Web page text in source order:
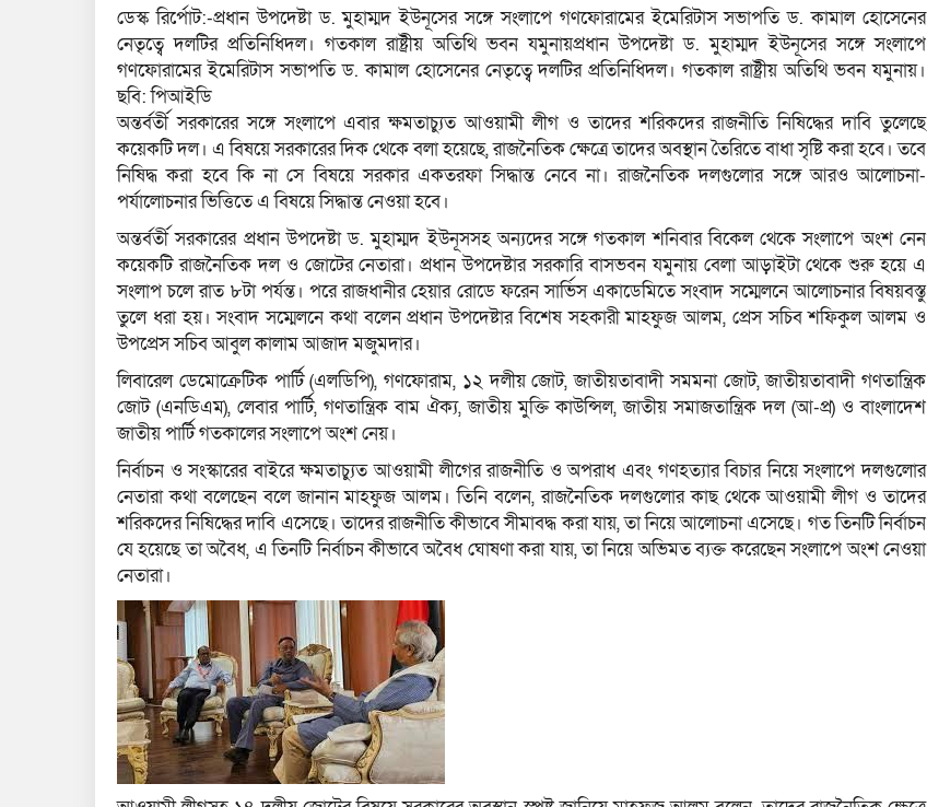
ডেস্ক রির্পোট:-প্রধান উপদেষ্টা ড. মুহাম্মদ ইউনূসের সঙ্গে সংলাপে গণফোরামের ইমেরিটাস সভাপতি ড. কামাল হোসেনের
নেতৃত্বে দলটির প্রতিনিধিদল। গতকাল রাষ্ট্রীয় অতিথি ভবন যমুনায়প্রধান উপদেষ্টা ড. মুহাম্মদ ইউনূসের সঙ্গে সংলাপে
গণফোরামের ইমেরিটাস সভাপতি ড. কামাল হোসেনের নেতৃত্বে দলটির প্রতিনিধিদল। গতকাল রাষ্ট্রীয় অতিথি ভবন যমুনায়।
ছবি: পিআইডি
অন্তর্বর্তী সরকারের সঙ্গে সংলাপে এবার ক্ষমতাচ্যুত আওয়ামী লীগ ও তাদের শরিকদের রাজনীতি নিষিদ্ধের দাবি তুলেছে
কয়েকটি দল। এ বিষয়ে সরকারের দিক থেকে বলা হয়েছে, রাজনৈতিক ক্ষেত্রে তাদের অবস্থান তৈরিতে বাধা সৃষ্টি করা হবে। তবে
নিষিদ্ধ করা হবে কি না সে বিষয়ে সরকার একতরফা সিদ্ধান্ত নেবে না। রাজনৈতিক দলগুলোর সঙ্গে আরও আলোচনা-
পর্যালোচনার ভিত্তিতে এ বিষয়ে সিদ্ধান্ত নেওয়া হবে।
অন্তর্বর্তী সরকারের প্রধান উপদেষ্টা ড. মুহাম্মদ ইউনূসসহ অন্যদের সঙ্গে গতকাল শনিবার বিকেল থেকে সংলাপে অংশ নেন
কয়েকটি রাজনৈতিক দল ও জোটের নেতারা। প্রধান উপদেষ্টার সরকারি বাসভবন যমুনায় বেলা আড়াইটা থেকে শুরু হয়ে এ
সংলাপ চলে রাত ৮টা পর্যন্ত। পরে রাজধানীর হেয়ার রোডে ফরেন সার্ভিস একাডেমিতে সংবাদ সম্মেলনে আলোচনার বিষয়বস্তু
তুলে ধরা হয়। সংবাদ সম্মেলনে কথা বলেন প্রধান উপদেষ্টার বিশেষ সহকারী মাহফুজ আলম, প্রেস সচিব শফিকুল আলম ও
উপপ্রেস সচিব আবুল কালাম আজাদ মজুমদার।
লিবারেল ডেমোক্রেটিক পার্টি (এলডিপি), গণফোরাম, ১২ দলীয় জোট, জাতীয়তাবাদী সমমনা জোট, জাতীয়তাবাদী গণতান্ত্রিক
জোট (এনডিএম), লেবার পার্টি, গণতান্ত্রিক বাম ঐক্য, জাতীয় মুক্তি কাউন্সিল, জাতীয় সমাজতান্ত্রিক দল (আ-প্র) ও বাংলাদেশ
জাতীয় পার্টি গতকালের সংলাপে অংশ নেয়।
নির্বাচন ও সংস্কারের বাইরে ক্ষমতাচ্যুত আওয়ামী লীগের রাজনীতি ও অপরাধ এবং গণহত্যার বিচার নিয়ে সংলাপে দলগুলোর
নেতারা কথা বলেছেন বলে জানান মাহফুজ আলম। তিনি বলেন, রাজনৈতিক দলগুলোর কাছ থেকে আওয়ামী লীগ ও তাদের
শরিকদের নিষিদ্ধের দাবি এসেছে। তাদের রাজনীতি কীভাবে সীমাবদ্ধ করা যায়, তা নিয়ে আলোচনা এসেছে। গত তিনটি নির্বাচন
যে হয়েছে তা অবৈধ, এ তিনটি নির্বাচন কীভাবে অবৈধ ঘোষণা করা যায়, তা নিয়ে অভিমত ব্যক্ত করেছেন সংলাপে অংশ নেওয়া
নেতারা।